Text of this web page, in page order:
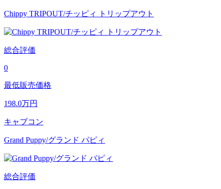
Chippy TRIPOUT/チッピィ トリップアウト
総合評価
0
最低販売価格
198.0万円
キャブコン
Grand Puppy/グランド パピィ
総合評価